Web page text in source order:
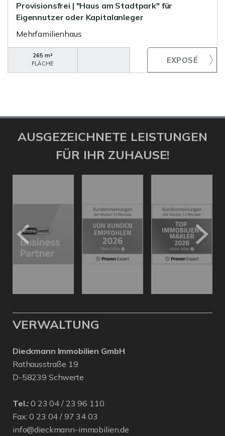
Provisionsfrei | "Haus am Stadtpark" für
Eigennutzer oder Kapitalanleger
Mehrfamilienhaus
265 m²
FLÄCHE
AUSGEZEICHNETE LEISTUNGEN
FÜR IHR ZUHAUSE!
VERWALTUNG
Dieckmann Immobilien GmbH
Rathausstraße 19
D-58239 Schwerte
Tel.: 0 23 04 / 23 96 110
Fax: 0 23 04 / 97 34 03
info@dieckmann-immobilien.de